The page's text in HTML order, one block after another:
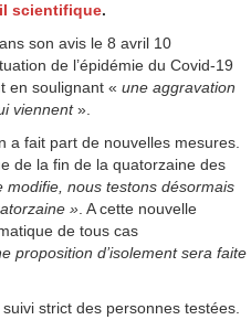
scientifique.
son avis le 8 avril 10
de l’épidémie du Covid-19
en soulignant « une aggravation
viennent».
a fait part de nouvelles mesures.
de la fin de la quatorzaine des
modifie, nous testons désormais
» . A cette nouvelle
de tous cas
proposition d’isolement sera faite
strict des personnes testées.